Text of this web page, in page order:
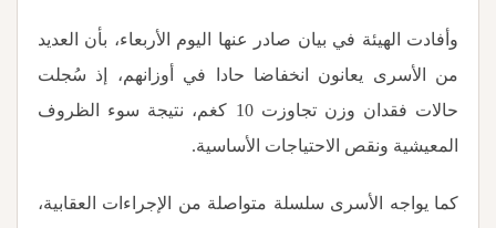
وأفادت الهيئة في بيان صادر عنها اليوم الأربعاء، بأن العديد
من الأسرى يعانون انخفاضا حادا في أوزانهم، إذ سُجلت
حالات فقدان وزن تجاوزت 10 كغم، نتيجة سوء الظروف
المعيشية ونقص الاحتياجات الأساسية.
كما يواجه الأسرى سلسلة متواصلة من الإجراءات العقابية،